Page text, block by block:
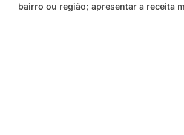
bairro ou região; apresentar a receita